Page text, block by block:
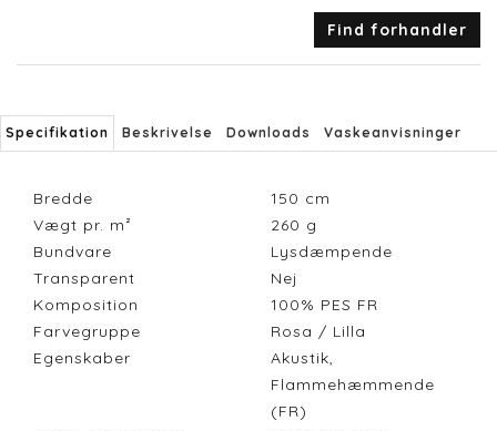
Find forhandler
Specifikation Beskrivelse Downloads Vaskeanvisninger
Bredde 150 cm
Vægt pr. m²
260 g
Bundvare
Lysdæmpende
Transparent
Nej
Komposition
100% PES FR
Farvegruppe
Rosa / Lilla
Egenskaber
Akustik,
Flammehæmmende
(FR)